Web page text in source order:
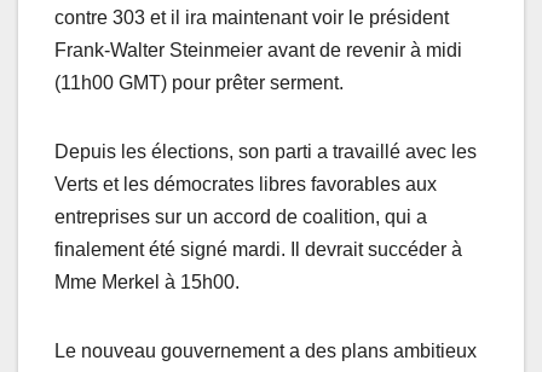
contre 303 et il ira maintenant voir le président
Frank-Walter Steinmeier avant de revenir à midi
(11h00 GMT) pour prêter serment.
Depuis les élections, son parti a travaillé avec les
Verts et les démocrates libres favorables aux
entreprises sur un accord de coalition, qui a
finalement été signé mardi. Il devrait succéder à
Mme Merkel à 15h00.
Le nouveau gouvernement a des plans ambitieux